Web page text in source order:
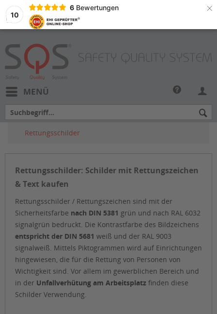
10
6 Bewertungen ×
MENÜ
Rettungsschilder
Rettungsschilder: Schilder mit Rettungszeichen
& Text kaufen
Rettungsschilder / Rettungszeichen sind mit der
Sicherheitsfarbe nach DIN 5381 grün und nach RAL 6032
signalgrün bedruckt. Die Kontrastfarbe des Bildzeichens
entspricht der DIN 5681 weiß und der RAL 9003
signalweiß. Mittels Piktogrammen wird auf Einrichtungen
hingewiesen, die für die Rettung von Personen von
Wichtigkeit sind. Vor allem im gewerblichen Bereich und
in der Unfallverhütung am Arbeitsplatz finden diese
Schilder Verwendung.